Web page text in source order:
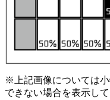
※上記画像については
できない場合を表示し